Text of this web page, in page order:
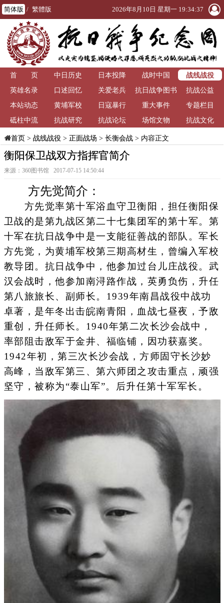
简体版 / 繁體版 2026年8月10日 星期一 19:34:38
首 页 中日历史 日本投降 战时中国
战线战役
英雄名录
口述回忆 关爱老兵
抗日战争图书
馆
抗战公益
本站动态
黄埔军校 日寇暴行 重大事件
专题栏目
砥柱中流
抗战研究 抗战论坛 场馆文物 抗战文化
首页> 战线战役> 正面战场 > 长衡会战> 内容正文
衡阳保卫战双方指挥官简介
来源：360图书馆 2017-07-15 14:50:44
方先觉简介：
方先觉率第十军浴血守卫衡阳，担任衡阳保
卫战的是第九战区第二十七集团军的第十军。第
十军在抗日战争中是一支能征善战的部队。军长
方先觉，为黄埔军校第三期高材生，曾编入军校
教导团。抗日战争中，他参加过台儿庄战役。武
汉会战时，他参加南浔路作战，英勇负伤，升任
第八旅旅长、副师长。1939年南昌战役中战功
卓著，是年冬出击皖南青阳，血战七昼夜，予敌
重创，升任师长。1940年第二次长沙会战中，
率部阻击敌军于金井、福临铺，因功获嘉奖。
1942年初，第三次长沙会战，方师固守长沙妙
高峰，当敌军第三、第六师团之攻击重点，顽强
坚守，被称为“泰山军”。后升任第十军军长。